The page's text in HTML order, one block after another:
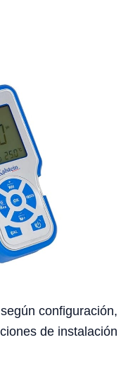
configuración,
de instalación